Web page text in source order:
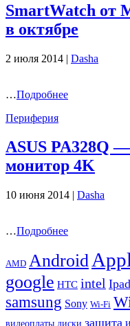
SmartWatch от
в октябре
2 июля 2014 | Dasha
…Подробнее
Периферия
ASUS PA328Q
монитор 4K
10 июня 2014 | Dasha
…Подробнее
AMD Android
google HTC intel Ipad
samsung Sony Wi-Fi
видеоплаты диски защита